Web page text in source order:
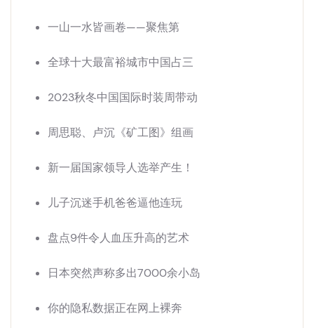
一山一水皆画卷——聚焦第
全球十大最富裕城市中国占三
2023秋冬中国国际时装周带动
周思聪、卢沉《矿工图》组画
新一届国家领导人选举产生！
儿子沉迷手机爸爸逼他连玩
盘点9件令人血压升高的艺术
日本突然声称多出7000余小岛
你的隐私数据正在网上裸奔